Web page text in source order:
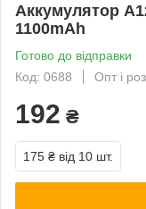
Аккумулятор
1100mAh
Готово до відправки
Код: 0688
Опт і
192 ₴
175 ₴ від 10 шт.